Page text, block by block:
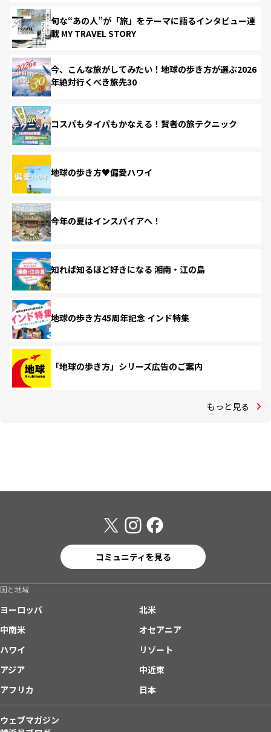
旬な“あの人”が「旅」をテーマに語るインタビュー連
載 MY TRAVEL STORY
今、こんな旅がしてみたい！地球の歩き方が選ぶ2026
年絶対行くべき旅先30
コスパもタイパもかなえる！賢者の旅テクニック
地球の歩き方♥偏愛ハワイ
今年の夏はインスパイアへ！
知れば知るほど好きになる 湘南・江の島
地球の歩き方45周年記念 インド特集
「地球の歩き方」シリーズ広告のご案内
もっと見る
コミュニティを見る
国と地域
ヨーロッパ
北米
中南米
オセアニア
ハワイ
リゾート
アジア
中近東
アフリカ
日本
ウェブマガジン